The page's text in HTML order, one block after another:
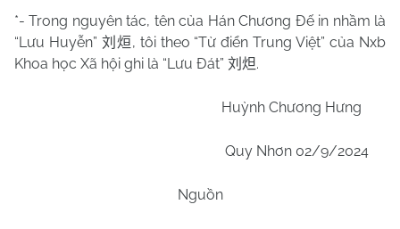
*- Trong nguyên tác, tên của Hán Chương Đế in nhầm là
“Lưu Huyễn” 刘烜, tôi theo “Từ điển Trung Việt” của Nxb
Khoa học Xã hội ghi là “Lưu Đát” 刘炟.
Huỳnh Chương Hưng
Quy Nhơn 02/9/2024
Nguồn